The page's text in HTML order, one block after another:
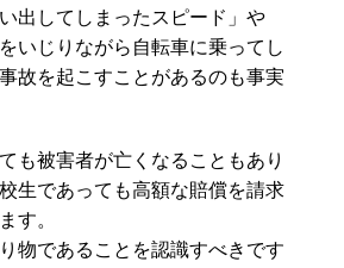
出してしまったスピード」や
いじりながら自転車に乗ってし
故を起こすことがあるのも事実
も被害者が亡くなることもあり
生であっても高額な賠償を請求
す。
物であることを認識すべきです